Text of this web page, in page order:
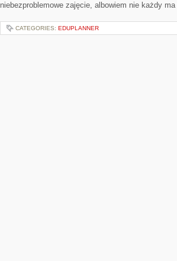
niebezproblemowe zajęcie, albowiem nie każdy
CATEGORIES: EDUPLANNER